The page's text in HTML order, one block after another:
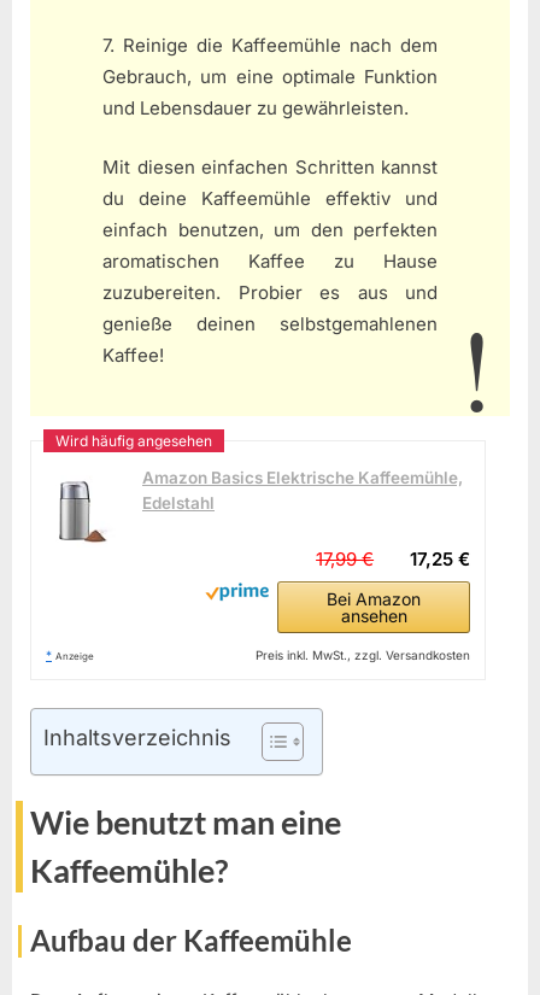
7. Reinige die Kaffeemühle nach dem
Gebrauch, um eine optimale Funktion
und Lebensdauer zu gewährleisten.
Mit diesen einfachen Schritten kannst
du deine Kaffeemühle effektiv und
einfach benutzen, um den perfekten
aromatischen Kaffee zu Hause
zuzubereiten. Probier es aus und
genieße deinen selbstgemahlenen
Kaffee!
Amazon Basics Elektrische Kaffeemühle,
Edelstahl
17,25 €
17,99 €
Bei Amazon
ansehen
* Anzeige Preis inkl. MwSt., zzgl. Versandkosten
Inhaltsverzeichnis
Wie benutzt man eine
Kaffeemühle?
Aufbau der Kaffeemühle